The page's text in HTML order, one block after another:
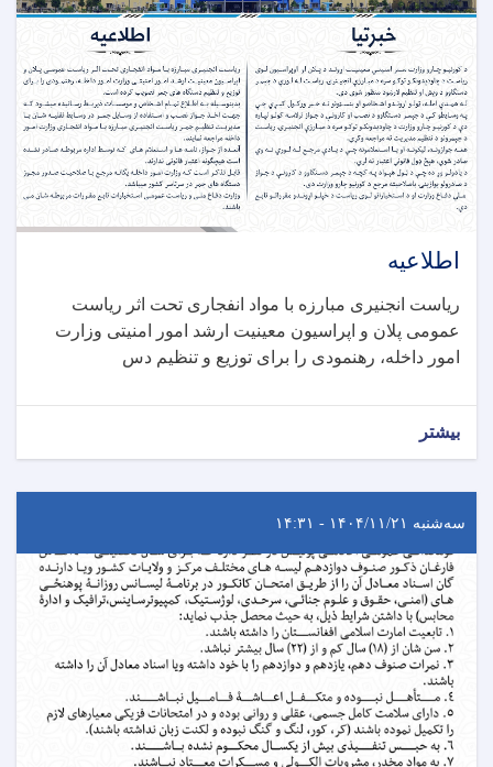
اطلاعیه
ریاست انجنیری مبارزه با مواد انفجاری تحت اثر ریاست
عمومی پلان و اپراسیون معینیت ارشد امور امنیتی وزارت
امور داخله، رهنمودی را برای توزیع و تنظیم دس
بیشتر
سه‌شنبه ۱۴۰۴/۱۱/۲۱ - ۱۴:۳۱